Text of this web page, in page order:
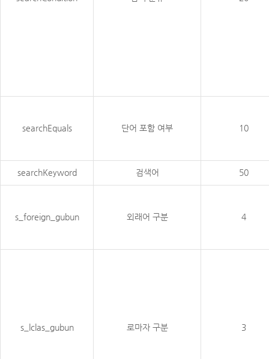
searchEquals 단어 포함 여부 10
searchKeyword 검색어 50
s_foreign_gubun 외래어 구분 4
s_lclas_gubun 로마자 구분 3